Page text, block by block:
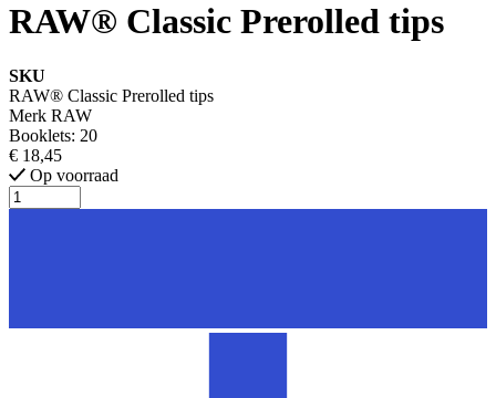
RAW® Classic Prerolled tips
SKU
RAW® Classic Prerolled tips
Merk RAW
Booklets: 20
€ 18,45
Op voorraad